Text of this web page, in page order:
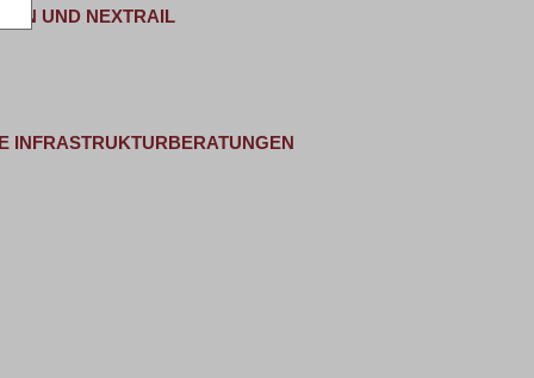
UND NEXTRAIL
INFRASTRUKTURBERATUNGEN